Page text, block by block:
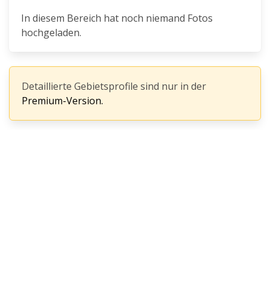
In diesem Bereich hat noch niemand Fotos
hochgeladen.
Detaillierte Gebietsprofile sind nur in der
Premium-Version.